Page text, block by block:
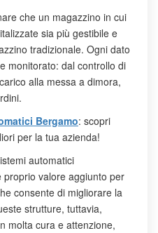
che un magazzino in cui
sia più gestibile e
tradizionale. Ogni dato
monitorato: dal controllo di
alla messa a dimora,
Bergamo: scopri
per la tua azienda!
automatici
valore aggiunto per
consente di migliorare la
strutture, tuttavia,
molta cura e attenzione,